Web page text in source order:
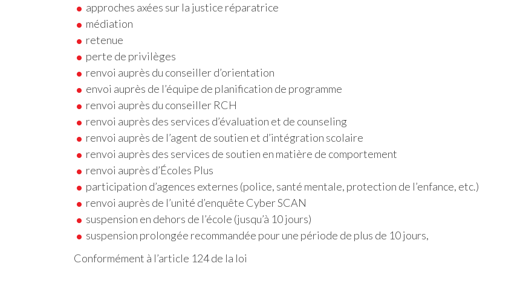
approches axées sur la justice réparatrice
médiation
retenue
perte de privilèges
renvoi auprès du conseiller d’orientation
envoi auprès de l’équipe de planification de programme
renvoi auprès du conseiller RCH
renvoi auprès des services d’évaluation et de counseling
renvoi auprès de l’agent de soutien et d’intégration scolaire
renvoi auprès des services de soutien en matière de comportement
renvoi auprès d’Écoles Plus
participation d’agences externes (police, santé mentale, protection de l’enfance, etc.)
renvoi auprès de l’unité d’enquête Cyber SCAN
suspension en dehors de l’école (jusqu’à 10 jours)
suspension prolongée recommandée pour une période de plus de 10 jours,
Conformément à l’article 124 de la loi